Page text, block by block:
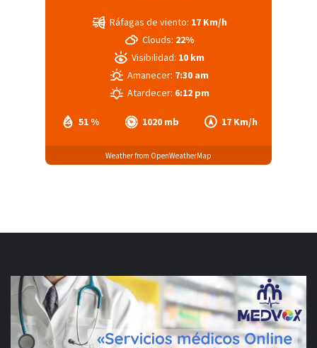
51 % 1020 mb 17 Km/h
Ráfagas de viento: 17 Km/h
Clouds: 22%
Visibilidad: 10 km
Amanecer: 7:30 am
Atardecer: 6:12 pm
Weather from OpenWeatherMap